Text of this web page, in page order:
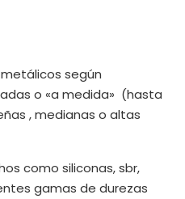
según
o «a medida» (hasta
, medianas o altas
como siliconas, sbr,
gamas de durezas